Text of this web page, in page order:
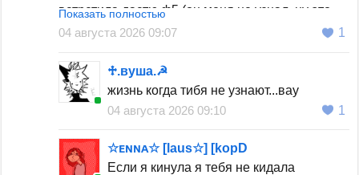
встретила дастю ф5 (он меня не узнал, ну это
логично, у меня ник другой был + я ему ничего
не сказала)
встретила тётю дримкор (она меня не сразу
узнала, потом я ей сказала что это я)
встретила яру (она меня не узнала)
Показать полностью
04 августа 2026 09:07 1
♱︎.вуша.☭
жизнь когда тибя не узнают...вау
04 августа 2026 09:10
1
☆ᴇɴɴᴀ☆ [laus☆] [kopD
Если я кинула я тебя не кидала